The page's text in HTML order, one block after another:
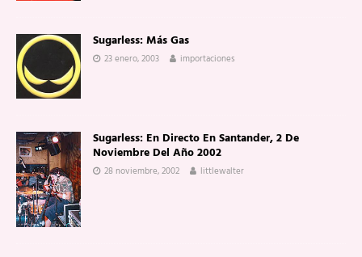
Sugarless: Más Gas
23 enero, 2003 importaciones
Sugarless: En Directo En Santander, 2 De
Noviembre Del Año 2002
28 noviembre, 2002 littlewalter